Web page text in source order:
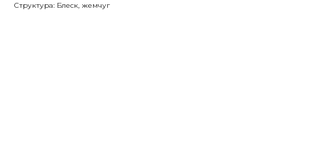
Структура: Блеск, жемчуг